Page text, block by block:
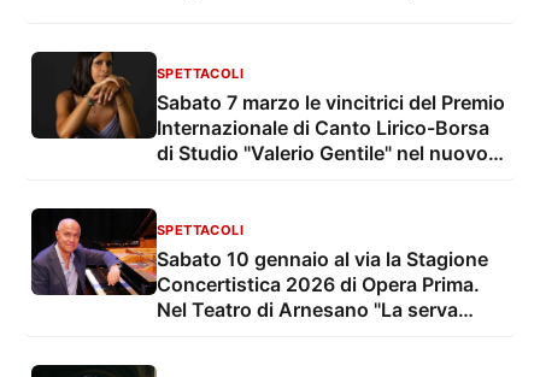
SPETTACOLI
Sabato 7 marzo le vincitrici del Premio
Internazionale di Canto Lirico-Borsa
di Studio "Valerio Gentile" nel nuovo
Arnesano
SPETTACOLI
Sabato 10 gennaio al via la Stagione
Concertistica 2026 di Opera Prima.
Nel Teatro di Arnesano "La serva